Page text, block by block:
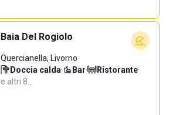
Baia Del Rogiolo
Quercianella, Livorno
Doccia calda· Bar· Ristorante·
e altri 8…